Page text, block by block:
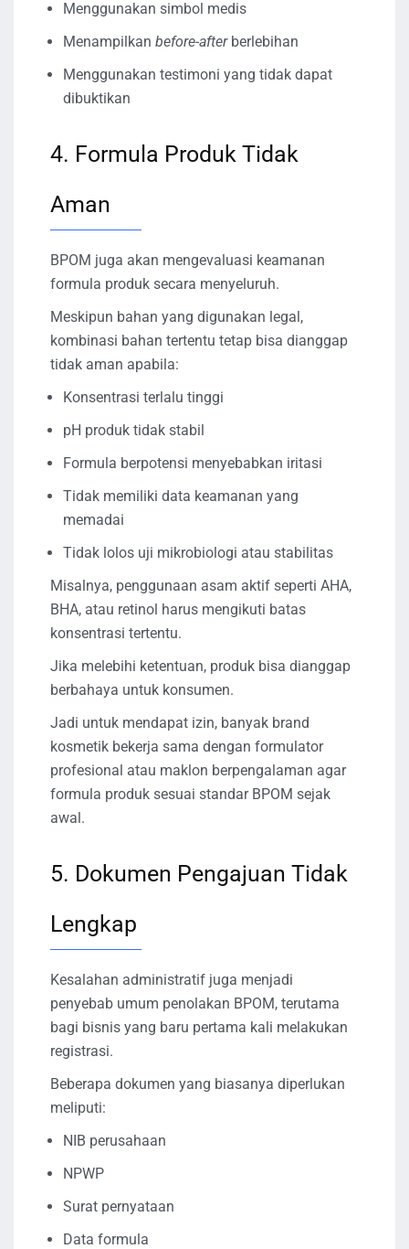
Menggunakan simbol medis
Menampilkan before-afterberlebihan
Menggunakan testimoni yang tidak dapat
dibuktikan
4. Formula Produk Tidak
Aman
BPOM juga akan mengevaluasi keamanan
formula produk secara menyeluruh.
Meskipun bahan yang digunakan legal,
kombinasi bahan tertentu tetap bisa dianggap
tidak aman apabila:
Konsentrasi terlalu tinggi
pH produk tidak stabil
Formula berpotensi menyebabkan iritasi
Tidak memiliki data keamanan yang
memadai
Tidak lolos uji mikrobiologi atau stabilitas
Misalnya, penggunaan asam aktif seperti AHA,
BHA, atau retinol harus mengikuti batas
konsentrasi tertentu.
Jika melebihi ketentuan, produk bisa dianggap
berbahaya untuk konsumen.
Jadi untuk mendapat izin, banyak brand
kosmetik bekerja sama dengan formulator
profesional atau maklon berpengalaman agar
formula produk sesuai standar BPOM sejak
awal.
5. Dokumen Pengajuan Tidak
Lengkap
Kesalahan administratif juga menjadi
penyebab umum penolakan BPOM, terutama
bagi bisnis yang baru pertama kali melakukan
registrasi.
Beberapa dokumen yang biasanya diperlukan
meliputi:
NIB perusahaan
NPWP
Surat pernyataan
Data formula